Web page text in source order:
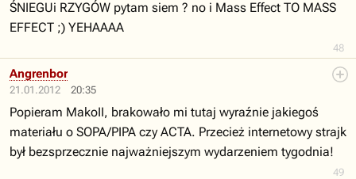
48
ŚNIEGUi RZYGÓW pytam siem ? no i Mass Effect TO MASS
EFFECT ;) YEHAAAA
21.01.2012 20:35
49
Angrenbor
Popieram MakoII, brakowało mi tutaj wyraźnie jakiegoś
materiału o SOPA/PIPA czy ACTA. Przecież internetowy strajk
był bezsprzecznie najważniejszym wydarzeniem tygodnia!